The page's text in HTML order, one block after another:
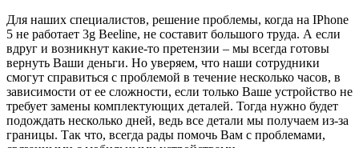
Для наших специалистов, решение проблемы, когда на IPhone
5 не работает 3g Beeline, не составит большого труда. А если
вдруг и возникнут какие-то претензии – мы всегда готовы
вернуть Ваши деньги. Но уверяем, что наши сотрудники
смогут справиться с проблемой в течение несколько часов, в
зависимости от ее сложности, если только Ваше устройство не
требует замены комплектующих деталей. Тогда нужно будет
подождать несколько дней, ведь все детали мы получаем из-за
границы. Так что, всегда рады помочь Вам с проблемами,